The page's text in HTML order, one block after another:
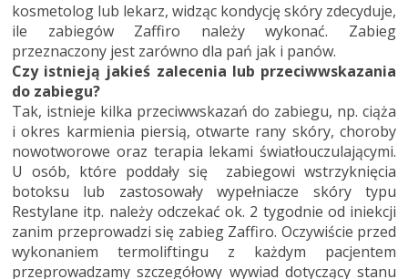
kosmetolog lub lekarz, widząc kondycję skóry zdecyduje,
ile zabiegów Zaffiro należy wykonać. Zabieg
przeznaczony jest zarówno dla pań jak i panów.
Czy istnieją jakieś zalecenia lub przeciwwskazania
do zabiegu?
Tak, istnieje kilka przeciwwskazań do zabiegu, np. ciąża
i okres karmienia piersią, otwarte rany skóry, choroby
nowotworowe oraz terapia lekami światłouczulającymi.
U osób, które poddały się zabiegowi wstrzyknięcia
botoksu lub zastosowały wypełniacze skóry typu
Restylane itp. należy odczekać ok. 2 tygodnie od iniekcji
zanim przeprowadzi się zabieg Zaffiro. Oczywiście przed
wykonaniem termoliftingu z każdym pacjentem
przeprowadzamy szczegółowy wywiad dotyczący stanu